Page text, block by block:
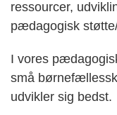
ressourcer,
pædagogisk
I vores
små
udvikler sig bedst.